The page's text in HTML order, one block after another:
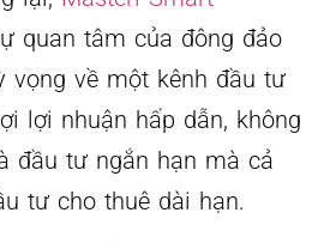
quan tâm của đông đảo
vọng về một kênh đầu tư
lợi nhuận hấp dẫn, không
đầu tư ngắn hạn mà cả
tư cho thuê dài hạn.